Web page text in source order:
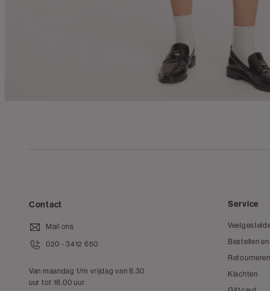
Contact
Mail ons
020 - 3412 650
Van maandag t/m vrijdag van 8.30
uur tot 18.00 uur.
Service
Bestellen
Klachten